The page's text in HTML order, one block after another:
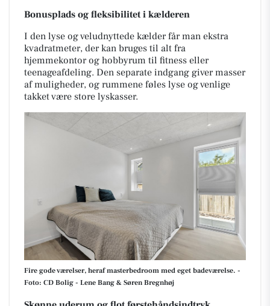
Bonusplads og fleksibilitet i kælderen
I den lyse og veludnyttede kælder får man ekstra
kvadratmeter, der kan bruges til alt fra
hjemmekontor og hobbyrum til fitness eller
teenageafdeling. Den separate indgang giver masser
af muligheder, og rummene føles lyse og venlige
takket være store lyskasser.
Fire gode værelser, heraf masterbedroom med eget badeværelse. -
Foto: CD Bolig - Lene Bang & Søren Bregnhøj